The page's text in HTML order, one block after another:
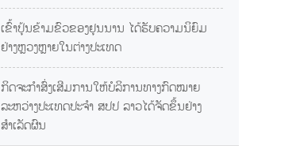
ເຂົ້າປຸ້ນຂ້າມຂົວຂອງຢຸນນານ ໄດ້ຮັບຄວາມນິຍົມ
ຢ່າງຫຼວງຫຼາຍໃນຕ່າງປະເທດ
ກິດຈະກຳສົ່ງເສີມການໃຫ້ບໍລິການທາງກົດໝາຍ
ລະຫວ່າງປະເທດປະຈຳ ສປປ ລາວໄດ້ຈັດຂຶ້ນຢ່າງ
ສຳເລັດຜົນ